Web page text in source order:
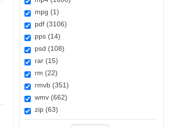
mpg (1)
pdf (3106)
pps (14)
psd (108)
rar (15)
rm (22)
rmvb (351)
wmv (662)
zip (63)